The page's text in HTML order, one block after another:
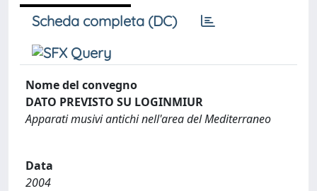
Scheda completa (DC)
Nome del convegno
DATO PREVISTO SU LOGINMIUR
Apparati musivi antichi nell'area del Mediterraneo
Data
2004